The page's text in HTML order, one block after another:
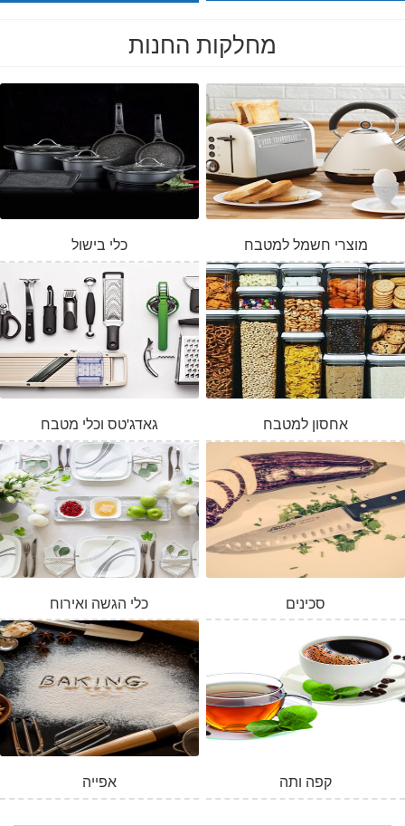
מחלקות החנות
כלי בישול מוצרי חשמל למטבח
גאדג'טס וכלי מטבח אחסון למטבח
כלי הגשה ואירוח סכינים
אפייה קפה ותה